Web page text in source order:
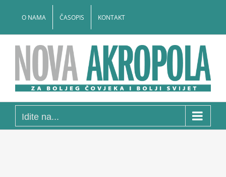
O NAMA ČASOPIS KONTAKT
Idite na...